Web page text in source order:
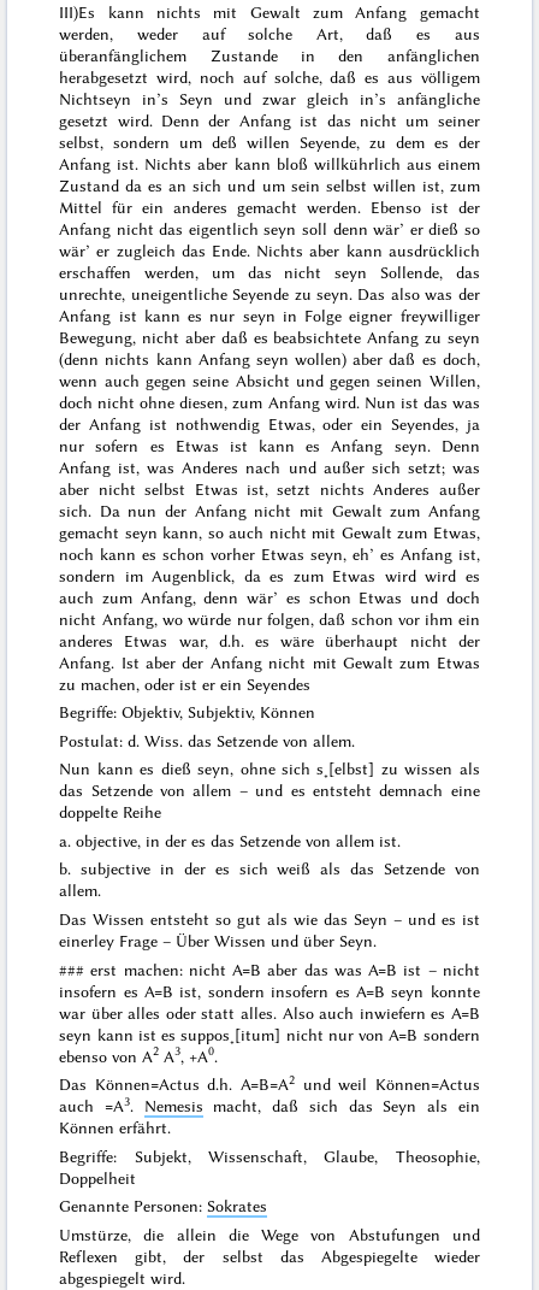
III)Es kann nichts mit Gewalt zum Anfang gemacht
werden, weder auf solche Art, daß es aus
überanfänglichem Zustande in den anfänglichen
herabgesetzt wird, noch auf solche, daß es aus völligem
Nichtseyn in’s Seyn und zwar gleich in’s anfängliche
gesetzt wird. Denn der Anfang ist das nicht um seiner
selbst, sondern um deß willen Seyende, zu dem es der
Anfang ist. Nichts aber kann bloß willkührlich aus einem
Zustand da es an sich und um sein selbst willen ist, zum
Mittel für ein anderes gemacht werden. Ebenso ist der
Anfang nicht das eigentlich seyn soll denn wär’ er dieß so
wär’ er zugleich das Ende. Nichts aber kann ausdrücklich
erschaffen werden, um das nicht seyn Sollende, das
unrechte, uneigentliche Seyende zu seyn. Das also was der
Anfang ist kann es nur seyn in Folge eigner freywilliger
Bewegung, nicht aber daß es beabsichtete Anfang zu seyn
(denn nichts kann Anfang seyn wollen) aber daß es doch,
wenn auch gegen seine Absicht und gegen seinen Willen,
doch nicht ohne diesen, zum Anfang wird. Nun ist das was
der Anfang ist nothwendig Etwas, oder ein Seyendes, ja
nur sofern es Etwas ist kann es Anfang seyn. Denn
Anfang ist, was Anderes nach und außer sich setzt; was
aber nicht selbst Etwas ist, setzt nichts Anderes außer
sich. Da nun der Anfang nicht mit Gewalt zum Anfang
gemacht seyn kann, so auch nicht mit Gewalt zum Etwas,
noch kann es schon vorher Etwas seyn, eh’ es Anfang ist,
sondern im Augenblick, da es zum Etwas wird wird es
auch zum Anfang, denn wär’ es schon Etwas und doch
nicht Anfang, wo würde nur folgen, daß schon vor ihm ein
anderes Etwas war, d.h. es wäre überhaupt nicht der
Anfang. Ist aber der Anfang nicht mit Gewalt zum Etwas
zu machen,oder ist er ein Seyendes
Begriffe: Objektiv, Subjektiv, Können
Postulat: d. Wiss. das Setzende von allem.
Nun kann es dieß seyn, ohne sich s˖[elbst] zu wissen als
das Setzende von allem – und es entsteht demnach eine
doppelte Reihe
a. objective, in der es das Setzende von allem ist.
b. subjective in der es sich weißals das Setzende von
allem.
Das Wissen entsteht so gut als wie das Seyn – und es ist
einerley Frage – Über Wissen und über Seyn.
### erst machen: nicht A=B aber das was A=B ist – nicht
insofern es A=B ist, sondern insofern es A=Bseyn konnte
war über alles oder statt alles. Also auch inwiefern es A=B
seyn kann ist essuppos˖[itum] nicht nur von A=B sondern
ebenso von A2 A3, +A0.
Das Können=Actus d.h. A=B=A2
und weil Können=Actus
auch =A3. Nemesis macht, daß sich dasSeyn als ein
Können erfährt.
Begriffe: Subjekt, Wissenschaft, Glaube, Theosophie,
Doppelheit
Genannte Personen:Sokrates
Umstürze, die allein die Wege von Abstufungen und
Reflexen gibt, der selbst das Abgespiegelte wieder
abgespiegelt wird.